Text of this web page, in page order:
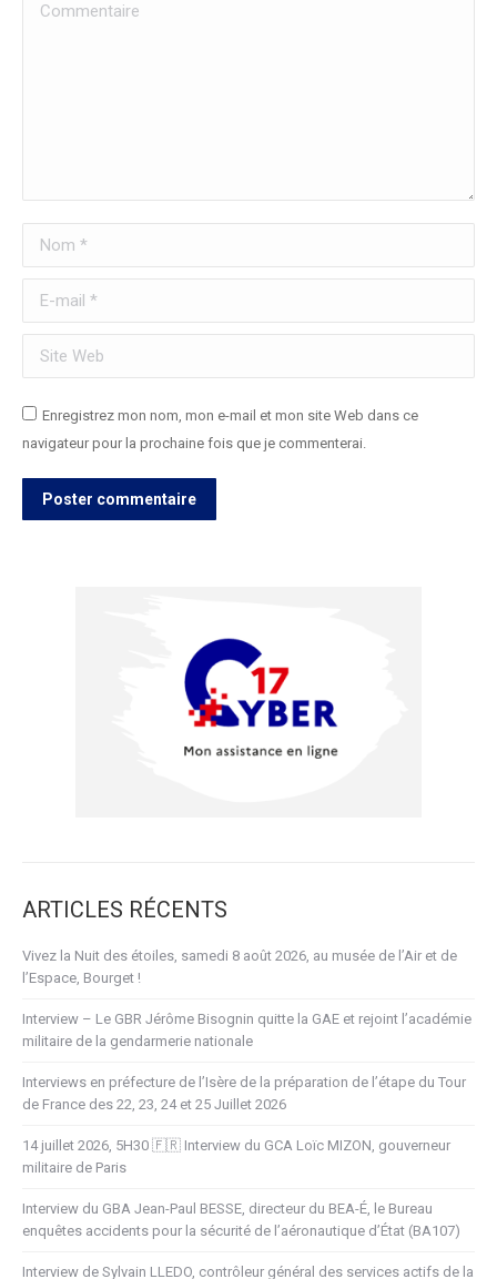
Commentaire
Nom *
E-mail *
Site Web
Enregistrez mon nom, mon e-mail et mon site Web dans ce
navigateur pour la prochaine fois que je commenterai.
Poster commentaire
ARTICLES RÉCENTS
Vivez la Nuit des étoiles, samedi 8 août 2026, au musée de l’Air et de
l’Espace, Bourget !
Interview – Le GBR Jérôme Bisognin quitte la GAE et rejoint l’académie
militaire de la gendarmerie nationale
Interviews en préfecture de l’Isère de la préparation de l’étape du Tour
de France des 22, 23, 24 et 25 Juillet 2026
14 juillet 2026, 5H30 🇫🇷 Interview du GCA Loïc MIZON, gouverneur
militaire de Paris
Interview du GBA Jean-Paul BESSE, directeur du BEA-É, le Bureau
enquêtes accidents pour la sécurité de l’aéronautique d’État (BA107)
Interview de Sylvain LLEDO, contrôleur général des services actifs de la